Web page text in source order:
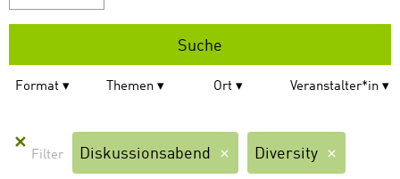
Format Themen Ort Veranstalter*in
✕
Diskussionsabend Diversity